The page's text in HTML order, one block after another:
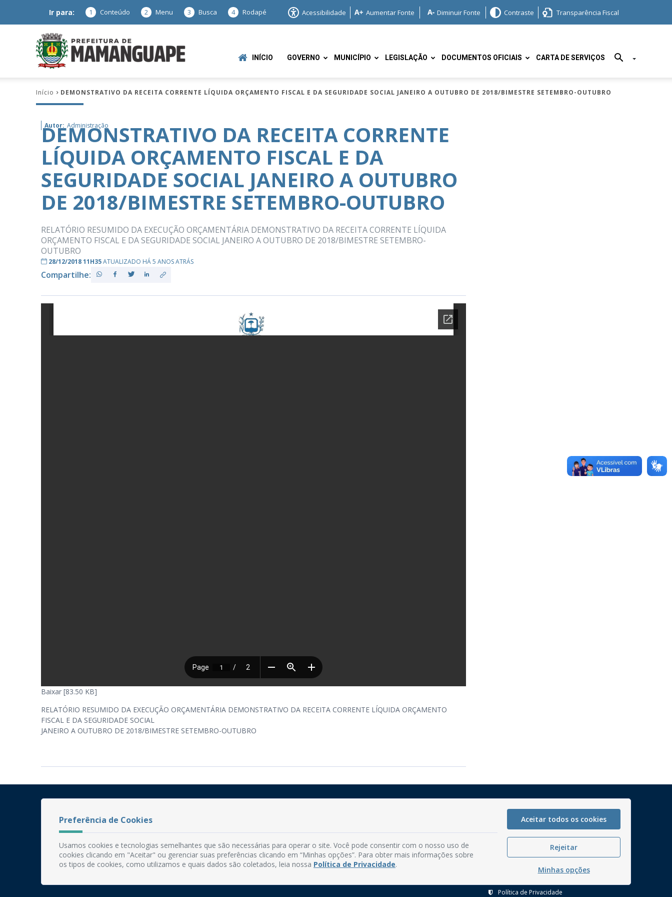
Ir para: 1 Conteúdo 2 Menu 3 Busca 4 Rodapé Acessibilidade Aumentar Fonte Diminuir Fonte Contraste Transparência Fiscal
Mamanguape
–
PB
INÍCIO GOVERNO MUNICÍPIO LEGISLAÇÃO DOCUMENTOS OFICIAIS CARTA DE SERVIÇOS
Início DEMONSTRATIVO DA RECEITA CORRENTE LÍQUIDA ORÇAMENTO FISCAL E DA SEGURIDADE SOCIAL JANEIRO A OUTUBRO DE 2018/BIMESTRE SETEMBRO-OUTUBRO
Autor: Administração
DEMONSTRATIVO DA RECEITA CORRENTE
LÍQUIDA ORÇAMENTO FISCAL E DA
SEGURIDADE SOCIAL JANEIRO A OUTUBRO
DE 2018/BIMESTRE SETEMBRO-OUTUBRO
RELATÓRIO RESUMIDO DA EXECUÇÃO ORÇAMENTÁRIA DEMONSTRATIVO DA RECEITA CORRENTE LÍQUIDA
ORÇAMENTO FISCAL E DA SEGURIDADE SOCIAL JANEIRO A OUTUBRO DE 2018/BIMESTRE SETEMBRO-
OUTUBRO
28/12/2018 11H35ATUALIZADO HÁ 5 ANOS ATRÁS
Compartilhe:
Baixar [83.50 KB]
RELATÓRIO RESUMIDO DA EXECUÇÃO ORÇAMENTÁRIA DEMONSTRATIVO DA RECEITA CORRENTE LÍQUIDA ORÇAMENTO
FISCAL E DA SEGURIDADE SOCIAL
JANEIRO A OUTUBRO DE 2018/BIMESTRE SETEMBRO-OUTUBRO
Fone: (83) 3292-2246
Email: comunicacao@mamanguape.pb.gov.br
Expediente: Segunda à Sexta, das 08h às 13h
Perguntas frequentes
Manual de Navegação
Política de Privacidade
Preferência de Cookies
Usamos cookies e tecnologias semelhantes que são necessárias para operar o site. Você pode consentir com o nosso uso de
cookies clicando em "Aceitar" ou gerenciar suas preferências clicando em “Minhas opções”. Para obter mais informações sobre
os tipos de cookies, como utilizamos e quais dados são coletados, leia nossa Política de Privacidade.
Aceitar todos os cookies
Rejeitar
Minhas opções